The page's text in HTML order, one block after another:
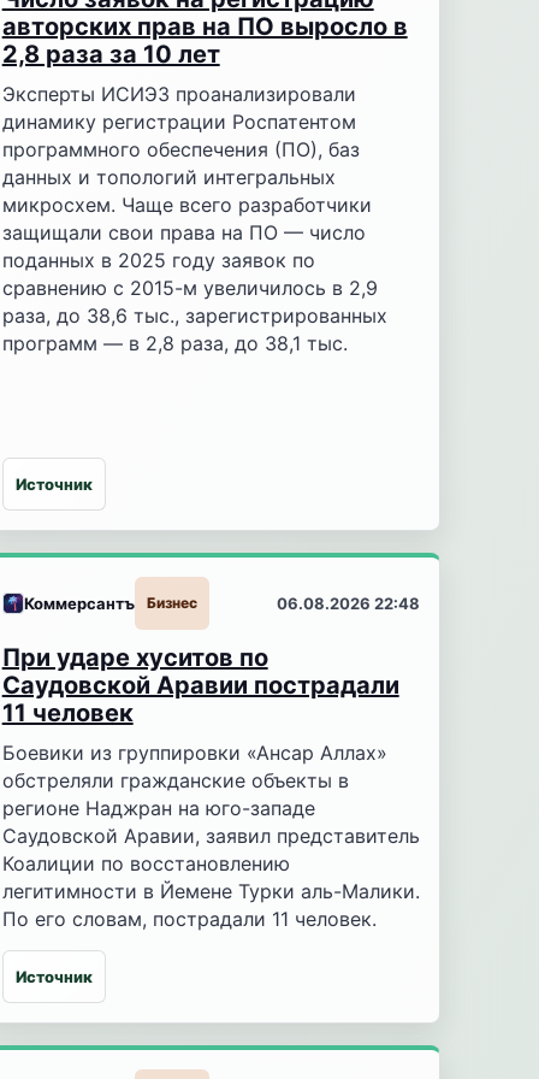
авторских прав на ПО выросло в
2,8 раза за 10 лет
Эксперты ИСИЭЗ проанализировали
динамику регистрации Роспатентом
программного обеспечения (ПО), баз
данных и топологий интегральных
микросхем. Чаще всего разработчики
защищали свои права на ПО — число
поданных в 2025 году заявок по
сравнению с 2015-м увеличилось в 2,9
раза, до 38,6 тыс., зарегистрированных
программ — в 2,8 раза, до 38,1 тыс.
Источник
Коммерсантъ Бизнес 06.08.2026 22:48
При ударе хуситов по
Саудовской Аравии пострадали
11 человек
Боевики из группировки «Ансар Аллах»
обстреляли гражданские объекты в
регионе Наджран на юго-западе
Саудовской Аравии, заявил представитель
Коалиции по восстановлению
легитимности в Йемене Турки аль-Малики.
По его словам, пострадали 11 человек.
Источник